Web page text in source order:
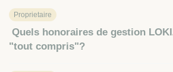
Proprietaire
Quels honoraires de gestion
"tout compris"?